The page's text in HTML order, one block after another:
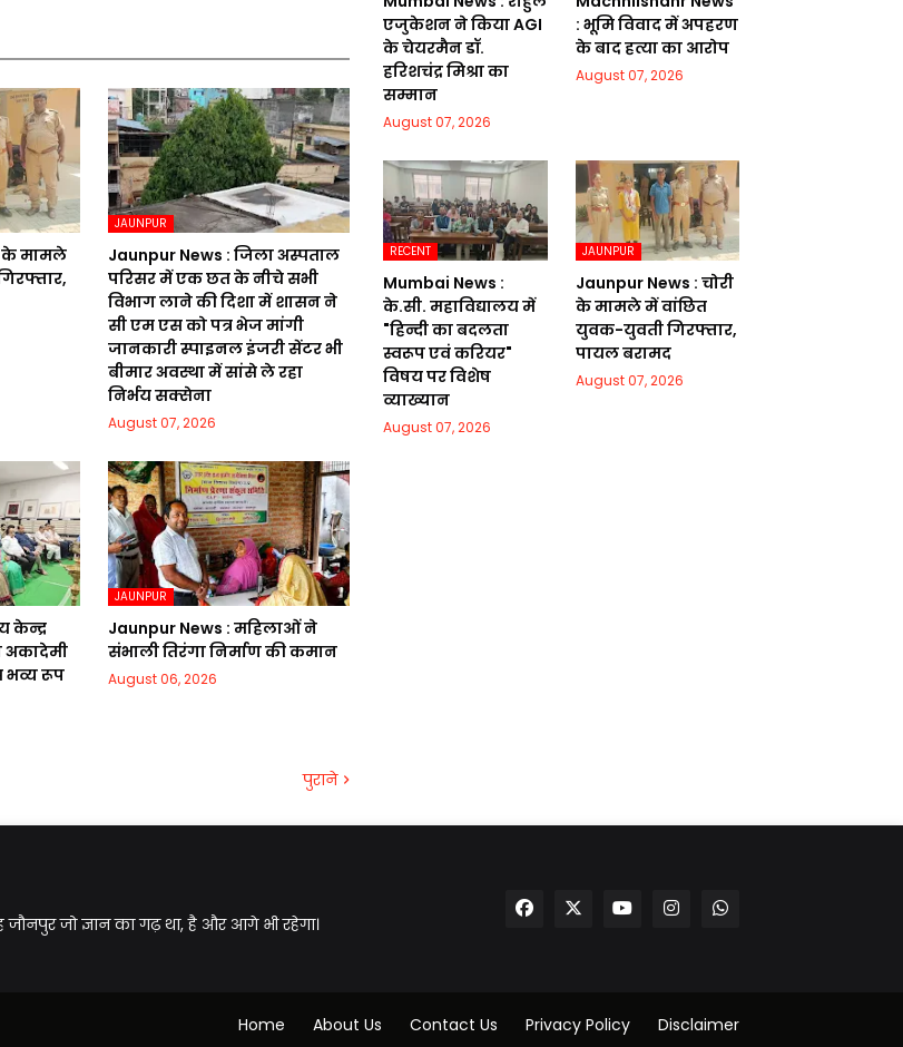
के मामले
JAUNPUR
Jaunpur News : जिला अस्पताल
परिसर में एक छत के नीचे सभी
विभाग लाने की दिशा में शासन ने
सी एम एस को पत्र भेज मांगी
जानकारी स्पाइनल इंजरी सेंटर भी
बीमार अवस्था में सांसे ले रहा
निर्भय सक्सेना
August 07, 2026
केन्द्र
भव्य रूप
JAUNPUR
Jaunpur News : महिलाओं ने
संभाली तिरंगा निर्माण की कमान
August 06, 2026
पुराने
एजुकेशन ने किया AGI
के चेयरमैन डॉ.
हरिशचंद्र मिश्रा का
सम्मान
August 07, 2026
: भूमि विवाद में अपहरण
के बाद हत्या का आरोप
August 07, 2026
RECENT
Mumbai News :
के.सी. महाविद्यालय में
"हिन्दी का बदलता
स्वरूप एवं करियर"
विषय पर विशेष
व्याख्यान
August 07, 2026
JAUNPUR
Jaunpur News : चोरी
के मामले में वांछित
युवक-युवती गिरफ्तार,
पायल बरामद
August 07, 2026
जौनपुर जो ज्ञान का गढ़ था, है और आगे भी रहेगा।
Home About Us Contact Us Privacy Policy Disclaimer